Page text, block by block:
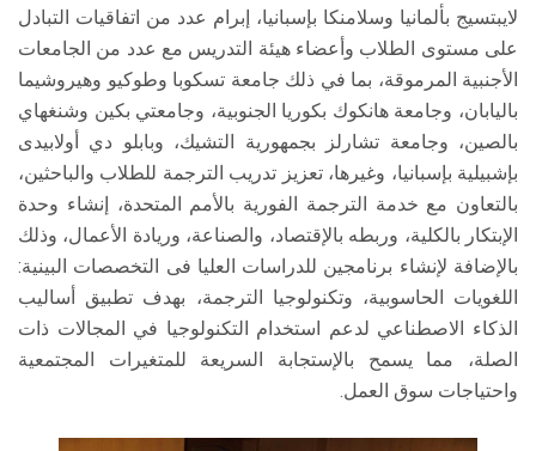
لايبتسيج بألمانيا وسلامنكا بإسبانيا، إبرام عدد من اتفاقيات التبادل
على مستوى الطلاب وأعضاء هيئة التدريس مع عدد من الجامعات
الأجنبية المرموقة، بما في ذلك جامعة تسكوبا وطوكيو وهيروشيما
باليابان، وجامعة هانكوك بكوريا الجنوبية، وجامعتي بكين وشنغهاي
بالصين، وجامعة تشارلز بجمهورية التشيك، وبابلو دي أولابيدى
بإشبيلية بإسبانيا، وغيرها، تعزيز تدريب الترجمة للطلاب والباحثين،
بالتعاون مع خدمة الترجمة الفورية بالأمم المتحدة، إنشاء وحدة
الإبتكار بالكلية، وربطه بالإقتصاد، والصناعة، وريادة الأعمال، وذلك
بالإضافة لإنشاء برنامجين للدراسات العليا فى التخصصات البينية:
اللغويات الحاسوبية، وتكنولوجيا الترجمة، بهدف تطبيق أساليب
الذكاء الاصطناعي لدعم استخدام التكنولوجيا في المجالات ذات
الصلة، مما يسمح بالإستجابة السريعة للمتغيرات المجتمعية
واحتياجات سوق العمل.